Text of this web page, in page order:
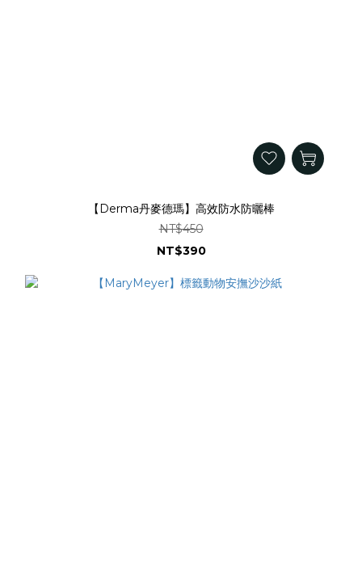
【Derma丹麥德瑪】高效防水防曬棒
NT$450
NT$390